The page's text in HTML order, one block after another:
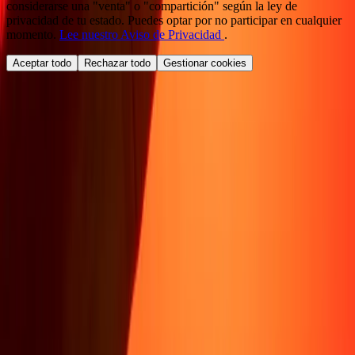
considerarse una "venta" o "compartición" según la ley de
privacidad de tu estado. Puedes optar por no participar en cualquier
momento. Lee nuestro Aviso de Privacidad .
Aceptar todo Rechazar todo Gestionar cookies